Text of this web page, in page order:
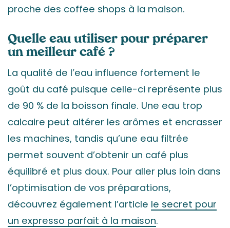
proche des coffee shops à la maison.
Quelle eau utiliser pour préparer
un meilleur café ?
La qualité de l’eau influence fortement le
goût du café puisque celle-ci représente plus
de 90 % de la boisson finale. Une eau trop
calcaire peut altérer les arômes et encrasser
les machines, tandis qu’une eau filtrée
permet souvent d’obtenir un café plus
équilibré et plus doux. Pour aller plus loin dans
l’optimisation de vos préparations,
découvrez également l’article le secret pour
un expresso parfait à la maison.